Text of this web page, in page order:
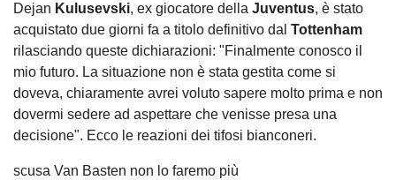
Dejan Kulusevski, ex giocatore della Juventus, è stato
acquistato due giorni fa a titolo definitivo dal Tottenham
rilasciando queste dichiarazioni: "Finalmente conosco il
mio futuro. La situazione non è stata gestita come si
doveva, chiaramente avrei voluto sapere molto prima e non
dovermi sedere ad aspettare che venisse presa una
decisione". Ecco le reazioni dei tifosi bianconeri.
scusa Van Basten non lo faremo più